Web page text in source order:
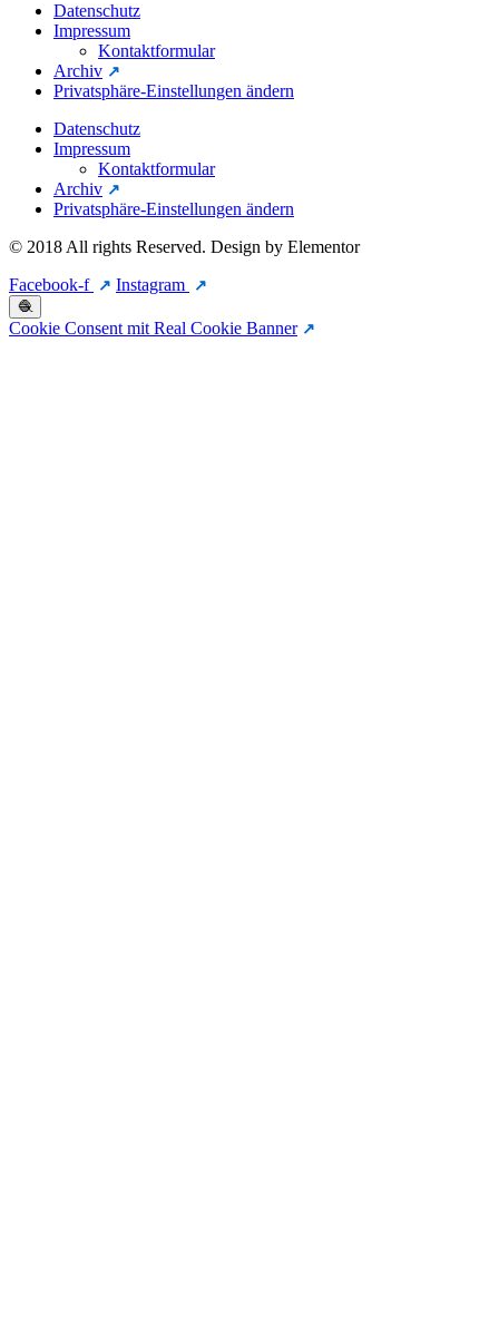
Datenschutz
Impressum
Kontaktformular
Archiv
Privatsphäre-Einstellungen ändern
Datenschutz
Impressum
Kontaktformular
Archiv
Privatsphäre-Einstellungen ändern
© 2018 All rights Reserved. Design by Elementor
Facebook-f
Instagram
🧶
Cookie Consent mit Real Cookie Banner